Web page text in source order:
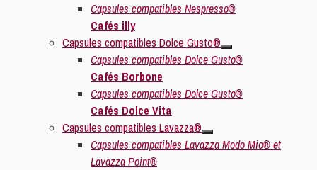
Capsules compatibles Nespresso®
Cafés illy
Capsules compatibles Dolce Gusto®
Capsules compatibles Dolce Gusto®
Cafés Borbone
Capsules compatibles Dolce Gusto®
Cafés Dolce Vita
Capsules compatibles Lavazza®
Capsules compatibles Lavazza Modo Mio® et
Lavazza Point®